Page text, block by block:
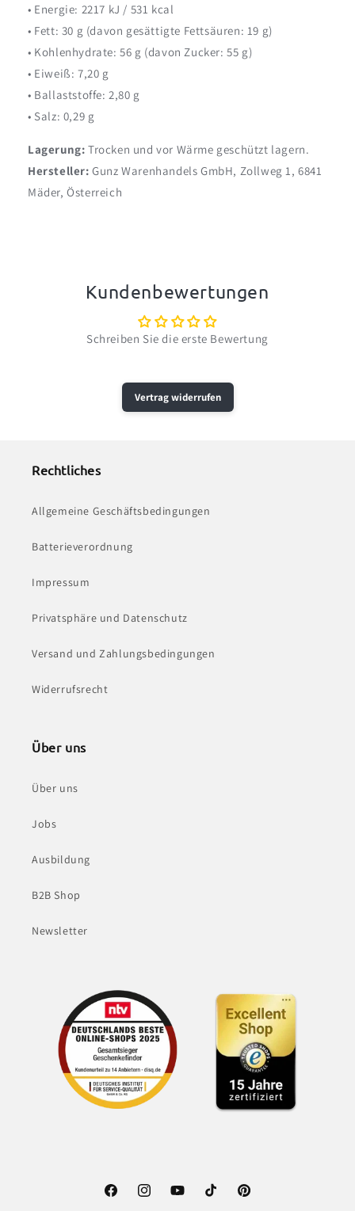
• Energie: 2217 kJ / 531 kcal
• Fett: 30 g (davon gesättigte Fettsäuren: 19 g)
• Kohlenhydrate: 56 g (davon Zucker: 55 g)
• Eiweiß: 7,20 g
• Ballaststoffe: 2,80 g
• Salz: 0,29 g
Lagerung: Trocken und vor Wärme geschützt lagern.
Hersteller: Gunz Warenhandels GmbH, Zollweg 1, 6841
Mäder, Österreich
Kundenbewertungen
Schreiben Sie die erste Bewertung
Vertrag widerrufen
Rechtliches
Allgemeine Geschäftsbedingungen
Batterieverordnung
Impressum
Privatsphäre und Datenschutz
Versand und Zahlungsbedingungen
Widerrufsrecht
Über uns
Über uns
Jobs
Ausbildung
B2B Shop
Newsletter
FacebookInstagramYouTubeTikTok Pinterest